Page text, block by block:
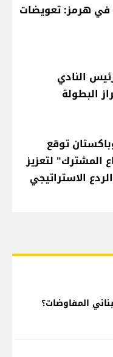
في هرمز: تعويضات
النادي
البطولة
توقع
المشترك" لتعزيز
الاستراتيجي
المفاوضات؟